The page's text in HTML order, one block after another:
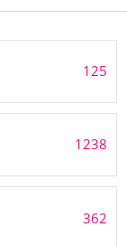
125
1238
362